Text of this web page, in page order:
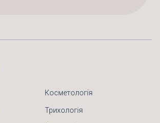
Косметологія
Трихологія